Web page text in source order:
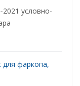
условно-
для фаркопа,